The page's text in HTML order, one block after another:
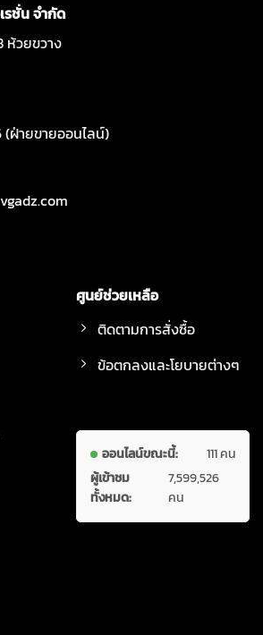
ชั่น จำกัด
ห้วยขวาง
(ฝ่ายขายออนไลน์)
ศูนย์ช่วยเหลือ
ติดตามการสั่งซื้อ
ข้อตกลงและโยบายต่างๆ
ออนไลน์ขณะนี้:
111 คน
ผู้เข้าชม
ทั้งหมด:
7,599,526
คน